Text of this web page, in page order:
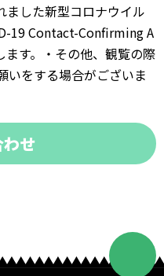
ました新型コロナウイル
19 Contact-Confirming A
す。・その他、観覧の際
いをする場合がございま
せ